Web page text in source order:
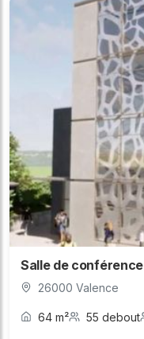
Salle de conférence
26000 Valence
64 m² 55 debout